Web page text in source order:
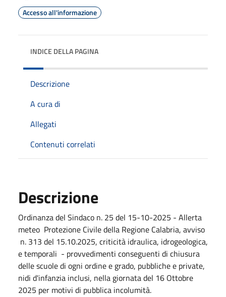
Accesso all'informazione
INDICE DELLA PAGINA
Descrizione
A cura di
Allegati
Contenuti correlati
Descrizione
Ordinanza del Sindaco n. 25 del 15-10-2025 - Allerta
meteo Protezione Civile della Regione Calabria, avviso
n. 313 del 15.10.2025, criticità idraulica, idrogeologica,
e temporali - provvedimenti conseguenti di chiusura
delle scuole di ogni ordine e grado, pubbliche e private,
nidi d'infanzia inclusi, nella giornata del 16 Ottobre
2025 per motivi di pubblica incolumità.